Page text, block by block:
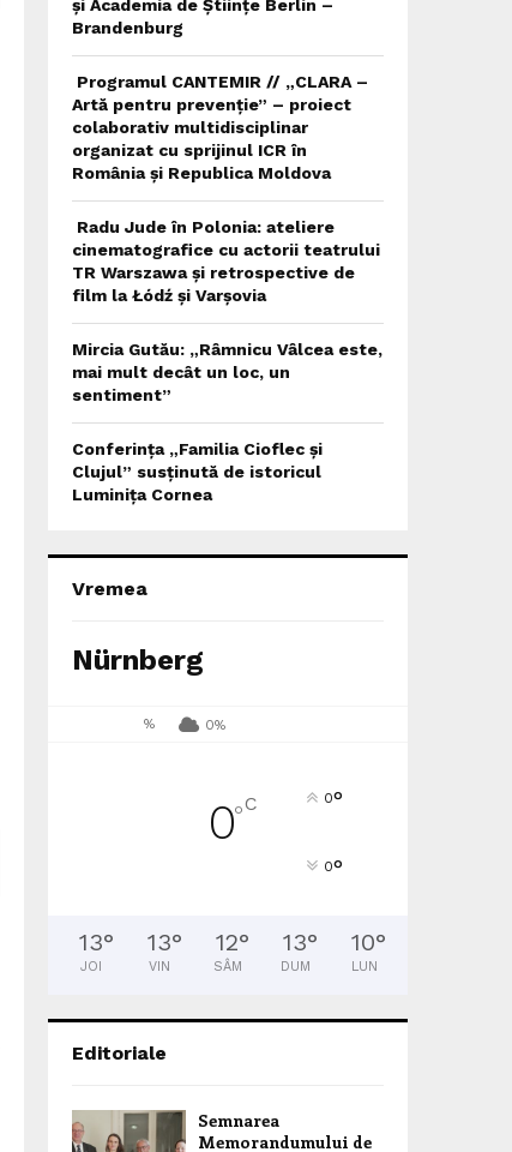
și Academia de Științe Berlin –
Brandenburg
Programul CANTEMIR // „CLARA –
Artă pentru prevenție” – proiect
colaborativ multidisciplinar
organizat cu sprijinul ICR în
România și Republica Moldova
Radu Jude în Polonia: ateliere
cinematografice cu actorii teatrului
TR Warszawa și retrospective de
film la Łódź și Varșovia
Mircia Gutău: „Râmnicu Vâlcea este,
mai mult decât un loc, un
sentiment”
Conferința „Familia Cioflec și
Clujul” susținută de istoricul
Luminița Cornea
Vremea
Nürnberg
% 0%
0°C 0°
0°
13°
JOI
13°
VIN
12°
SÂM
13°
DUM
10°
LUN
Editoriale
Semnarea
Memorandumului de